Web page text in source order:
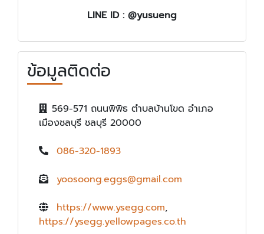
LINE ID : @yusueng
ข้อมูลติดต่อ
569-571 ถนนพิพิธ ตำบลบ้านโขด อำเภอ
เมืองชลบุรี ชลบุรี 20000
086-320-1893
yoosoong.eggs@gmail.com
https://www.ysegg.com,
https://ysegg.yellowpages.co.th